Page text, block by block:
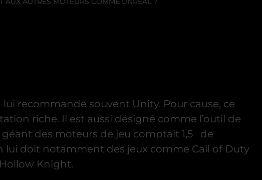
recommande souvent Unity. Pour cause, ce
riche. Il est aussi désigné comme l’outil de
des moteurs de jeu comptait 1,5 de
lui doit notamment des jeux comme Call of Duty
Knight.